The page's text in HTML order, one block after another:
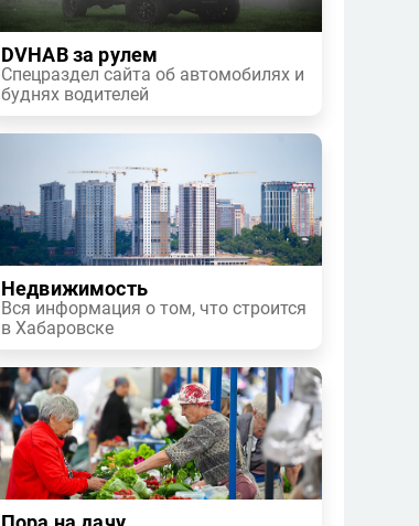
DVHAB за рулем
Спецраздел сайта об автомобилях и
буднях водителей
Недвижимость
Вся информация о том, что строится
в Хабаровске